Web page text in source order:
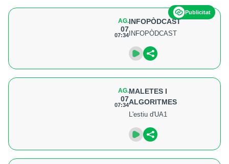
Publicitat
AG.
07
07:34
INFOPÒDCAST
INFOPÒDCAST
AG.
07
07:34
MALETES I
ALGORITMES
L'estiu d'UA1